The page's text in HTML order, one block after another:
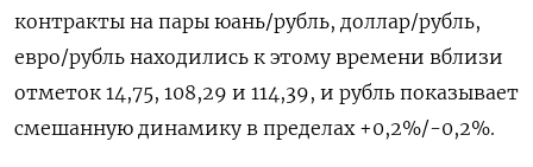
контракты на пары юань/рубль, доллар/рубль,
евро/рубль находились к этому времени вблизи
отметок 14,75, 108,29 и 114,39, и рубль показывает
смешанную динамику в пределах +0,2%/-0,2%.